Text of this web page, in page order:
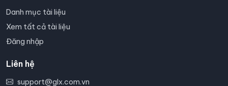
Danh mục tài liệu
Xem tất cả tài liệu
Đăng nhập
Liên hệ
support@glx.com.vn